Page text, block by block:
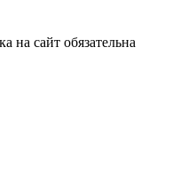
на сайт обязательна